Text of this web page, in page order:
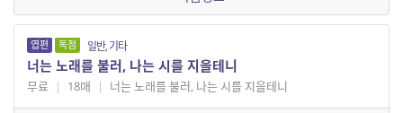
엽편 독점 일반, 기타
너는 노래를 불러, 나는 시를 지을테니
무료 | 18매 | 너는 노래를 불러, 나는 시를 지을테니